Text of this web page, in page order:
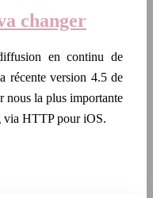
changer
en continu de
récente version 4.5 de
nous la plus importante
via HTTP pour iOS.